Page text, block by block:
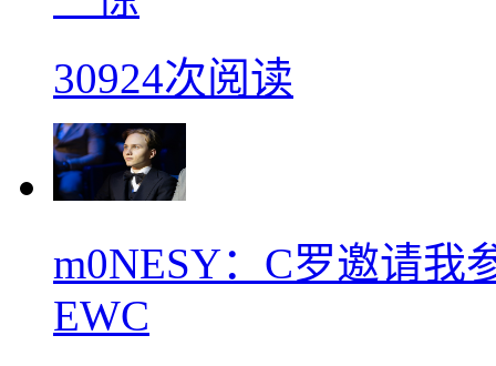
30924次阅读
m0NESY：C罗邀请我
EWC